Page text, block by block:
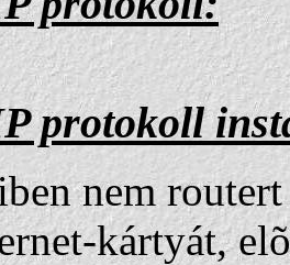
protokoll
nem routert
kártyát,